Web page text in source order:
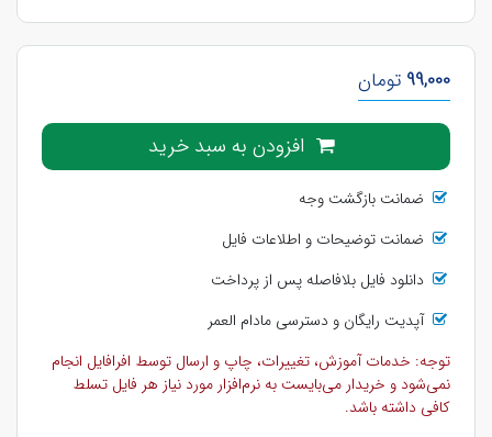
99,000 تومان
افزودن به سبد خرید
ضمانت بازگشت وجه
ضمانت توضیحات و اطلاعات فایل
دانلود فایل بلافاصله پس از پرداخت
آپدیت رایگان و دسترسی مادام العمر
توجه: خدمات آموزش، تغییرات، چاپ و ارسال توسط افرافایل انجام
نمی‌شود و خریدار می‌بایست به نرم‌افزار مورد نیاز هر فایل تسلط
کافی داشته باشد.